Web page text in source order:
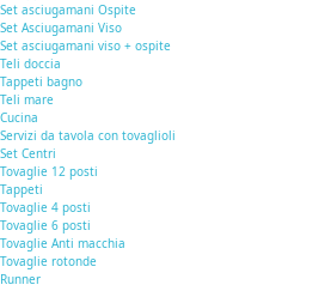
Set asciugamani Ospite
Set Asciugamani Viso
Set asciugamani viso + ospite
Teli doccia
Tappeti bagno
Teli mare
Cucina
Servizi da tavola con tovaglioli
Set Centri
Tovaglie 12 posti
Tappeti
Tovaglie 4 posti
Tovaglie 6 posti
Tovaglie Anti macchia
Tovaglie rotonde
Runner